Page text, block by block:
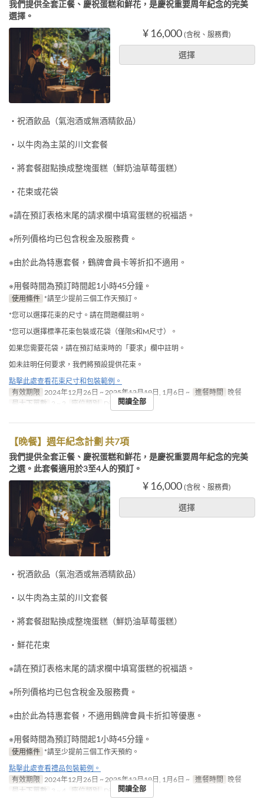
我們提供全套正餐、慶祝蛋糕和鮮花，是慶祝重要周年紀念的完美
選擇。
¥ 16,000 (含稅、服務費)
選擇
・祝酒飲品（氣泡酒或無酒精飲品）
・以牛肉為主菜的川文套餐
・將套餐甜點換成整塊蛋糕（鮮奶油草莓蛋糕）
・花束或花袋
※請在預訂表格末尾的請求欄中填寫蛋糕的祝福語。
※所列價格均已包含稅金及服務費。
※由於此為特惠套餐，鶴牌會員卡等折扣不適用。
※用餐時間為預訂時間起1小時45分鐘。
使用條件 *請至少提前三個工作天預訂。
*您可以選擇花束的尺寸。請在問題欄註明。
*您可以選擇標準花束包裝或花袋（僅限S和M尺寸）。
如果您需要花袋，請在預訂結束時的「要求」欄中註明。
如未註明任何要求，我們將預設提供花束。
點擊此處查看花束尺寸和包裝範例。
有效期限 2024年12月26日 ~ 2025年12月19日, 1月6日 ~ 進餐時間 晚餐
最大下單數 2 ~ 2 座位類別 Dining閱讀全部
【晚餐】週年紀念計劃 共7項
我們提供全套正餐、慶祝蛋糕和鮮花，是慶祝重要周年紀念的完美
之選。此套餐適用於3至4人的預訂。
¥ 16,000 (含稅、服務費)
選擇
・祝酒飲品（氣泡酒或無酒精飲品）
・以牛肉為主菜的川文套餐
・將套餐甜點換成整塊蛋糕（鮮奶油草莓蛋糕）
・鮮花花束
※請在預訂表格末尾的請求欄中填寫蛋糕的祝福語。
※所列價格均已包含稅金及服務費。
※由於此為特惠套餐，不適用鶴牌會員卡折扣等優惠。
※用餐時間為預訂時間起1小時45分鐘。
使用條件 *請至少提前三個工作天預約。
點擊此處查看禮品包裝範例。
有效期限 2024年12月26日 ~ 2025年12月19日, 1月6日 ~ 進餐時間 晚餐
最大下單數
3 ~ 4 座位類別 Dining閱讀全部